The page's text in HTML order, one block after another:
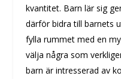
kvantitet. Barn lär sig
därför bidra till barnets
fylla rummet med en
välja några som
barn är intresserad av